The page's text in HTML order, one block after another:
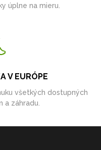
úplne na mieru.
V EURÓPE
všetkých dostupných
záhradu.